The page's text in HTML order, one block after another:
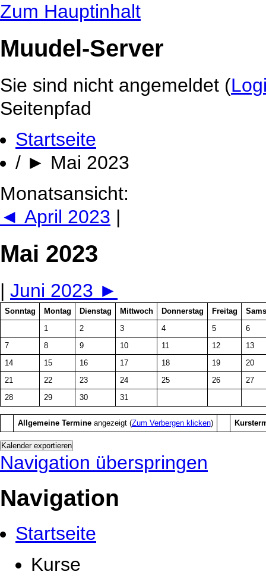
Zum Hauptinhalt
Muudel-Server
Sie sind nicht angemeldet (
Seitenpfad
Startseite
/ ► Mai 2023
Monatsansicht:
◄ April 2023 |
Mai 2023
| Juni 2023 ►
Sonntag Montag Dienstag Mittwoch Donnerstag Freitag
1
2 3 4 5
6
7
8 9 10 11 12
13
14
15 16 17 18 19
20
21
22 23 24 25 26
27
28
29 30 31
Allgemeine Termineangezeigt (Zum Verbergen klicken)
Navigation überspringen
Navigation
Startseite
Kurse